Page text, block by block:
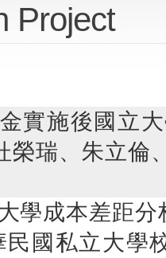
Project
金實施後國立
榮瑞、朱立倫
大學成本差距
民國私立大學